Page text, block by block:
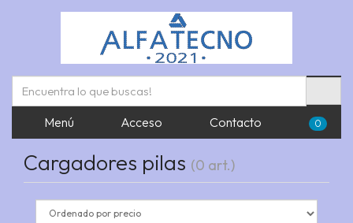
Menú Acceso Contacto 0
Cargadores pilas (0 art.)